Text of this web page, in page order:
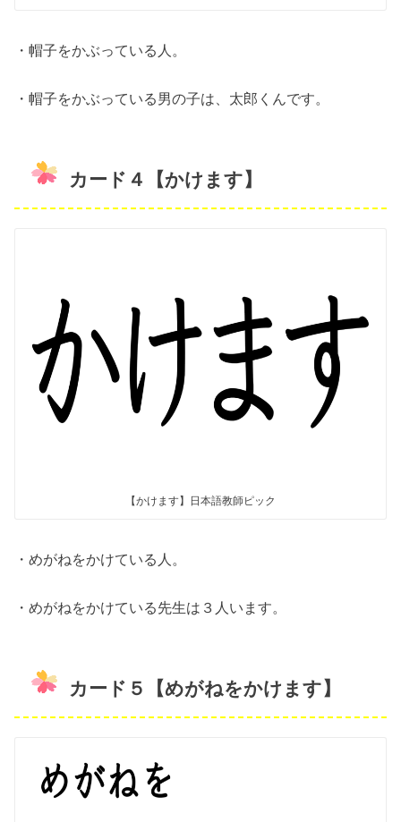
・帽子をかぶっている人。
・帽子をかぶっている男の子は、太郎くんです。
カード４【かけます】
【かけます】日本語教師ピック
・めがねをかけている人。
・めがねをかけている先生は３人います。
カード５【めがねをかけます】